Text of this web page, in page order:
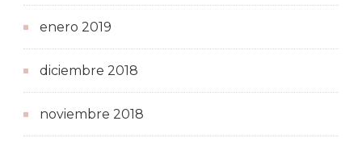
enero 2019
diciembre 2018
noviembre 2018